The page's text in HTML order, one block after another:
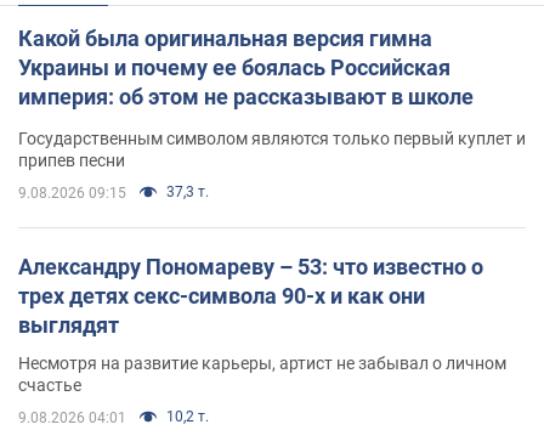
Какой была оригинальная версия гимна
Украины и почему ее боялась Российская
империя: об этом не рассказывают в школе
Государственным символом являются только первый куплет и
припев песни
9.08.2026 09:15 37,3 т.
Александру Пономареву – 53: что известно о
трех детях секс-символа 90-х и как они
выглядят
Несмотря на развитие карьеры, артист не забывал о личном
счастье
9.08.2026 04:01 10,2 т.